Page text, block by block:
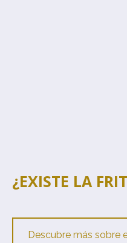
¿EXISTE LA
Descubre más sobre